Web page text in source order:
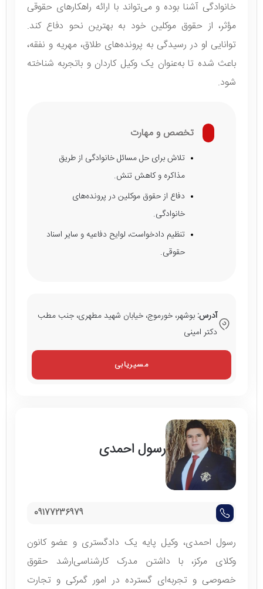
خانوادگی آشنا بوده و می‌تواند با ارائه راهکارهای حقوقی
مؤثر، از حقوق موکلین خود به بهترین نحو دفاع کند.
توانایی او در رسیدگی به پرونده‌های طلاق، مهریه و نفقه،
باعث شده تا به‌عنوان یک وکیل کاردان و باتجربه شناخته
شود.
تخصص و مهارت
تلاش برای حل مسائل خانوادگی از طریق
مذاکره و کاهش تنش.
دفاع از حقوق موکلین در پرونده‌های
خانوادگی.
تنظیم دادخواست، لوایح دفاعیه و سایر اسناد
حقوقی.
آدرس: بوشهر، خورموج، خیابان شهید مطهری، جنب مطب
دکتر امینی
مسیریابی
رسول احمدی
09177236979
رسول احمدی، وکیل پایه یک دادگستری و عضو کانون
وکلای مرکز، با داشتن مدرک کارشناسی‌ارشد حقوق
خصوصی و تجربه‌ای گسترده در امور گمرکی و تجارت